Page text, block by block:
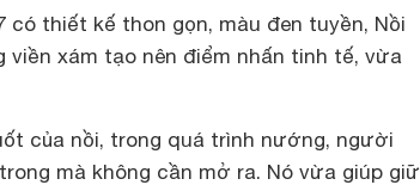
có thiết kế thon gọn, màu đen tuyền, Nồi
viền xám tạo nên điểm nhấn tinh tế, vừa
của nồi, trong quá trình nướng, người
mà không cần mở ra. Nó vừa giúp giữ